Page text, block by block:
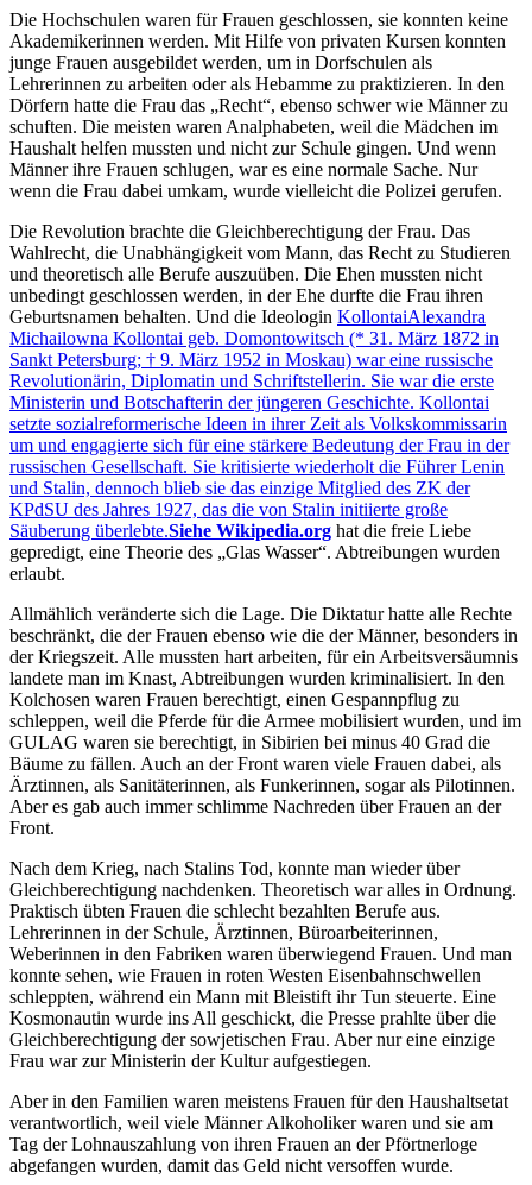
Die Hochschulen waren für Frauen geschlossen, sie konnten keine
Akademikerinnen werden. Mit Hilfe von privaten Kursen konnten
junge Frauen ausgebildet werden, um in Dorfschulen als
Lehrerinnen zu arbeiten oder als Hebamme zu praktizieren. In den
Dörfern hatte die Frau das
Recht , ebenso schwer wie Männer zu
schuften. Die meisten waren Analphabeten, weil die Mädchen im
Haushalt helfen mussten und nicht zur Schule gingen. Und wenn
Männer ihre Frauen schlugen, war es eine normale Sache. Nur
wenn die Frau dabei umkam, wurde vielleicht die Polizei gerufen.
Die Revolution brachte die Gleichberechtigung der Frau. Das
Wahlrecht, die Unabhängigkeit vom Mann, das Recht zu Studieren
und theoretisch alle Berufe auszuüben. Die Ehen mussten nicht
unbedingt geschlossen werden, in der Ehe durfte die Frau ihren
Geburtsnamen behalten. Und die Ideologin KollontaiAlexandra
Michailowna Kollontai geb. Domontowitsch (* 31. März 1872 in
Sankt Petersburg; † 9. März 1952 in Moskau) war eine russische
Revolutionärin, Diplomatin und Schriftstellerin. Sie war die erste
Ministerin und Botschafterin der jüngeren Geschichte. Kollontai
setzte sozialreformerische Ideen in ihrer Zeit als Volkskommissarin
um und engagierte sich für eine stärkere Bedeutung der Frau in der
russischen Gesellschaft. Sie kritisierte wiederholt die Führer Lenin
und Stalin, dennoch blieb sie das einzige Mitglied des ZK der
KPdSU des Jahres 1927, das die von Stalin initiierte große
Säuberung überlebte.Siehe Wikipedia.org hat die freie Liebe
gepredigt, eine Theorie des
Glas Wasser . Abtreibungen wurden
erlaubt.
Allmählich veränderte sich die Lage. Die Diktatur hatte alle Rechte
beschränkt, die der Frauen ebenso wie die der Männer, besonders in
der Kriegszeit. Alle mussten hart arbeiten, für ein Arbeitsversäumnis
landete man im Knast, Abtreibungen wurden kriminalisiert. In den
Kolchosen waren Frauen berechtigt, einen Gespannpflug zu
schleppen, weil die Pferde für die Armee mobilisiert wurden, und im
GULAG waren sie berechtigt, in Sibirien bei minus 40 Grad die
Bäume zu fällen. Auch an der Front waren viele Frauen dabei, als
Ärztinnen, als Sanitäterinnen, als Funkerinnen, sogar als Pilotinnen.
Aber es gab auch immer schlimme Nachreden über Frauen an der
Front.
Nach dem Krieg, nach Stalins Tod, konnte man wieder über
Gleichberechtigung nachdenken. Theoretisch war alles in Ordnung.
Praktisch übten Frauen die schlecht bezahlten Berufe aus.
Lehrerinnen in der Schule, Ärztinnen, Büroarbeiterinnen,
Weberinnen in den Fabriken waren überwiegend Frauen. Und man
konnte sehen, wie Frauen in roten Westen Eisenbahnschwellen
schleppten, während ein Mann mit Bleistift ihr Tun steuerte. Eine
Kosmonautin wurde ins All geschickt, die Presse prahlte über die
Gleichberechtigung der sowjetischen Frau. Aber nur eine einzige
Frau war zur Ministerin der Kultur aufgestiegen.
Aber in den Familien waren meistens Frauen für den Haushaltsetat
verantwortlich, weil viele Männer Alkoholiker waren und sie am
Tag der Lohnauszahlung von ihren Frauen an der Pförtnerloge
abgefangen wurden, damit das Geld nicht versoffen wurde.